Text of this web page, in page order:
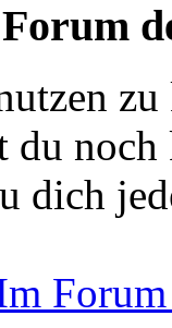
du
dich